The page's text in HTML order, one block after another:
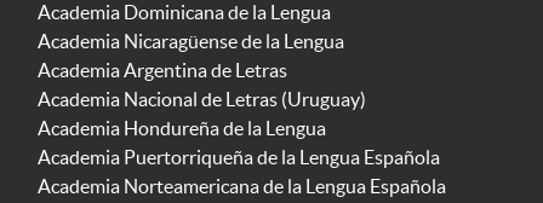
Academia Dominicana de la Lengua
Academia Nicaragüense de la Lengua
Academia Argentina de Letras
Academia Nacional de Letras (Uruguay)
Academia Hondureña de la Lengua
Academia Puertorriqueña de la Lengua Española
Academia Norteamericana de la Lengua Española